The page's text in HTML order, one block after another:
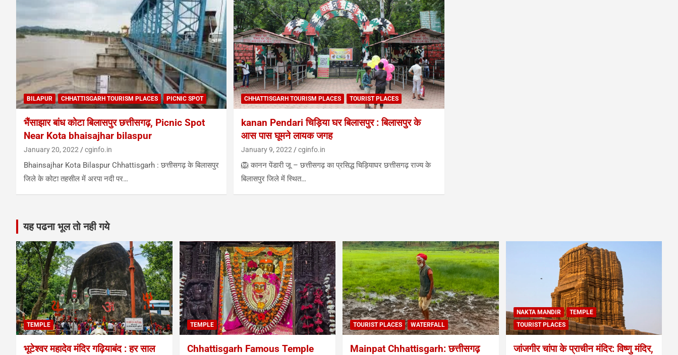
BILAPUR CHHATTISGARH TOURISM PLACES PICNIC SPOT
भैंसाझार बांध कोटा बिलासपुर छत्तीसगढ़, Picnic Spot
Near Kota bhaisajhar bilaspur
January 20, 2022 cginfo.in
Bhainsajhar Kota Bilaspur Chhattisgarh : छत्तीसगढ़ के बिलासपुर
जिले के कोटा तहसील में अरपा नदी पर…
CHHATTISGARH TOURISM PLACES TOURIST PLACES
kanan Pendari चिड़िया घर बिलासपुर : बिलासपुर के
आस पास घूमने लायक जगह
January 9, 2022 cginfo.in
🦁 कानन पेंडारी जू – छत्तीसगढ़ का प्रसिद्ध चिड़ियाघर छत्तीसगढ़ राज्य के
बिलासपुर जिले में स्थित…
यह पढना भूल तो नही गये
TEMPLE
भूटेश्वर महादेव मंदिर गढ़ियाबंद : हर साल
TEMPLE
Chhattisgarh Famous Temple
TOURIST PLACES WATERFALL
Mainpat Chhattisgarh: छत्तीसगढ़
NAKTA MANDIR
TEMPLE
TOURIST PLACES
जांजगीर चांपा के प्राचीन मंदिर: विष्णु मंदिर,